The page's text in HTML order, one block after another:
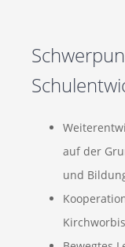
auf der
und